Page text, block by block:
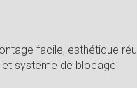
facile, esthétique
système de blocage